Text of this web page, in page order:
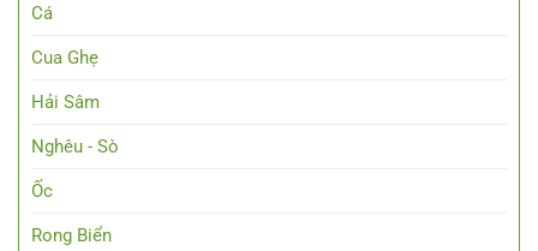
Cá
Cua Ghẹ
Hải Sâm
Nghêu - Sò
Ốc
Rong Biển